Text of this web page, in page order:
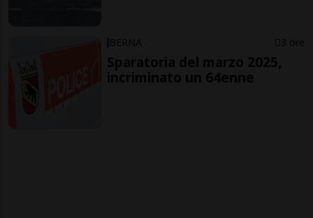
BERNA 3 ore
Sparatoria del marzo 2025,
incriminato un 64enne